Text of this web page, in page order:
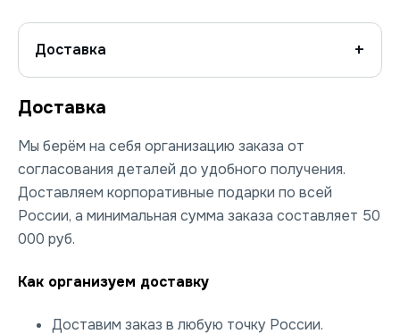
Доставка
Доставка
Мы берём на себя организацию заказа от
согласования деталей до удобного получения.
Доставляем корпоративные подарки по всей
России, а минимальная сумма заказа составляет 50
000 руб.
Как организуем доставку
Доставим заказ в любую точку России.